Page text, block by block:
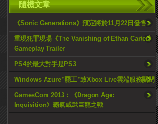
隨機文章
《Sonic Generations》預定將於11月22日發售
重現犯罪現場《The Vanishing of Ethan Carter》
Gameplay Trailer
PS4的最大對手是PS3
Windows Azure”罷工”致Xbox Live雲端服務關閉
GamesCom 2013：《Dragon Age:
Inquisition》霸氣威武巨龍之戰